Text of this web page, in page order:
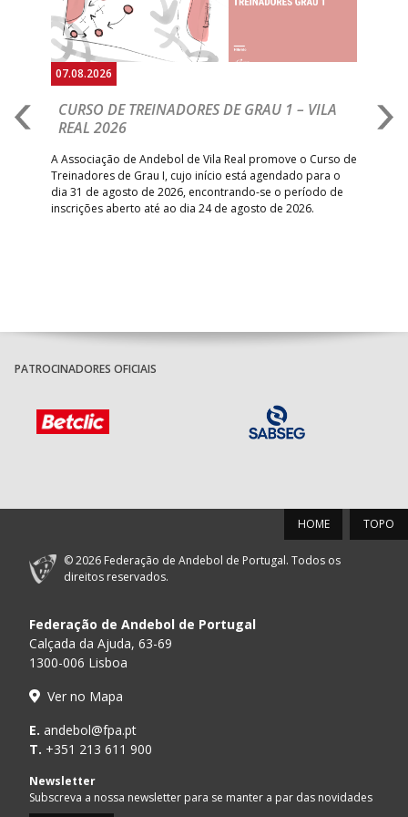
07.08.2026
CURSO DE TREINADORES DE GRAU 1 – VILA
REAL 2026
A Associação de Andebol de Vila Real promove o Curso de
Treinadores de Grau I, cujo início está agendado para o
dia 31 de agosto de 2026, encontrando-se o período de
inscrições aberto até ao dia 24 de agosto de 2026.
PATROCINADORES OFICIAIS
TOPO
HOME
© 2026 Federação de Andebol de Portugal. Todos os
direitos reservados.
Federação de Andebol de Portugal
Calçada da Ajuda, 63-69
1300-006 Lisboa
Ver no Mapa
E. andebol@fpa.pt
T. +351 213 611 900
Newsletter
Subscreva a nossa newsletter para se manter a par das novidades